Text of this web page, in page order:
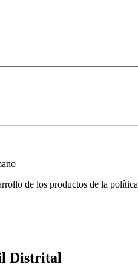
de los productos de la política
Distrital